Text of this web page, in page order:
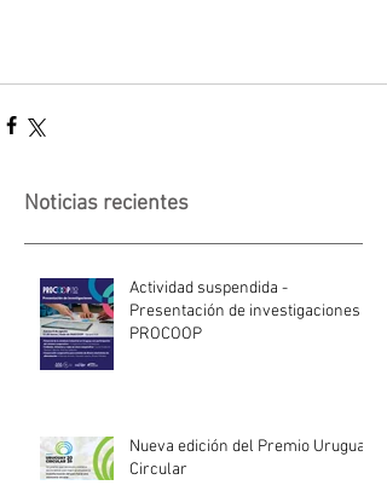
Noticias recientes
Actividad suspendida -
Presentación de investigaciones -
PROCOOP
Nueva edición del Premio Uruguay
Circular